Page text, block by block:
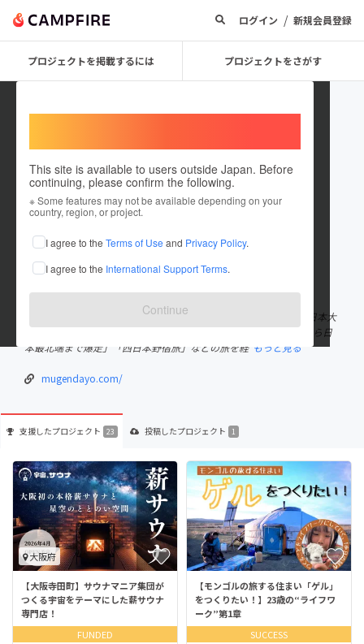
ログイン / 新規会員登録
プロジェクトを掲載するには プロジェクトをさがす
This site is available to users outside Japan. Before
continuing, please confirm the following.
※ Some features may not be available depending on your
country, region, or project.
I agree to the Terms of Use and Privacy Policy.
I agree to the International Support Terms.
Continue
kenta menty
これまでに23回支援して1件のプロジェクトを投稿しています
在住国：日本 現在地：東京都
出身国：日本 出身地：神奈川県
❑ 宮代健太(みやしろけんた) 【メンティプロフィールも下記】 日本大
学経済学部3年次中退。「原付日本一周」「ママチャリで神奈川から日
本最北端まで爆走」「西日本野宿旅」などの旅を経 もっと見る
mugendayo.com/
支援したプロジェクト 23 投稿したプロジェクト 1
大阪府
【大阪寺田町】サウナマニア集団が
つくる宇宙をテーマにした薪サウナ
専門店！
FUNDED
【モンゴルの旅する住まい「ゲル」
をつくりたい！】23歳の“ライフワ
ーク”第1章
SUCCESS